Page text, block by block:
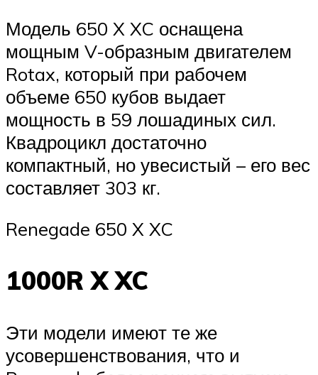
Модель 650 X XC оснащена
мощным V-образным двигателем
Rotax, который при рабочем
объеме 650 кубов выдает
мощность в 59 лошадиных сил.
Квадроцикл достаточно
компактный, но увесистый – его вес
составляет 303 кг.
Renegade 650 X XC
1000R X XC
Эти модели имеют те же
усовершенствования, что и